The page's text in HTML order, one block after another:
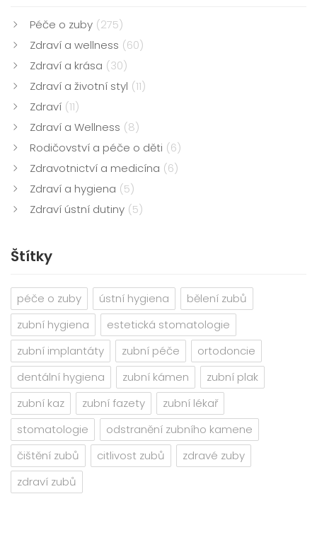
Péče o zuby (275)
Zdraví a wellness (60)
Zdraví a krása (30)
Zdraví a životní styl (11)
Zdraví (11)
Zdraví a Wellness (8)
Rodičovství a péče o děti (6)
Zdravotnictví a medicína (6)
Zdraví a hygiena (5)
Zdraví ústní dutiny (5)
Štítky
péče o zuby ústní hygiena
bělení zubů
zubní hygiena
estetická stomatologie
zubní implantáty
zubní péče
ortodoncie
dentální hygiena
zubní kámen
zubní plak
zubní kaz
zubní fazety
zubní lékař
stomatologie
odstranění zubního kamene
čištění zubů
citlivost zubů
zdravé zuby
zdraví zubů